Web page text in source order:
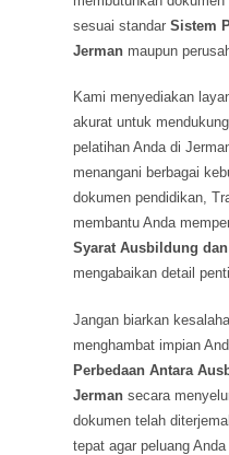
sesuai standarSistem
Jerman maupun
Kami menyediakan
akurat untuk
pelatihan Anda di
menangani berbagai
dokumen pendidikan,
membantu Anda
Syarat Ausbildung
mengabaikan detail
Jangan biarkan
menghambat impian
Perbedaan Antara
Jerman secara
dokumen telah
tepat agar peluang